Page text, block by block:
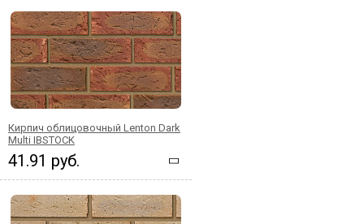
Кирпич облицовочный Lenton Dark
Multi IBSTOCK
41.91 руб.